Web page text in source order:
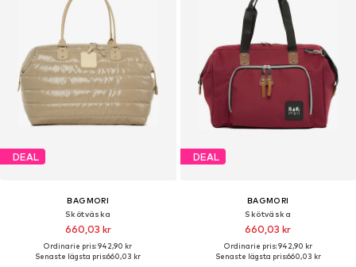
DEAL
BAGMORI
Skötväska
660,03 kr
Ordinarie pris: 942,90 kr
Senaste lägsta pris:660,03 kr
DEAL
BAGMORI
Skötväska
660,03 kr
Ordinarie pris: 942,90 kr
Senaste lägsta pris:660,03 kr